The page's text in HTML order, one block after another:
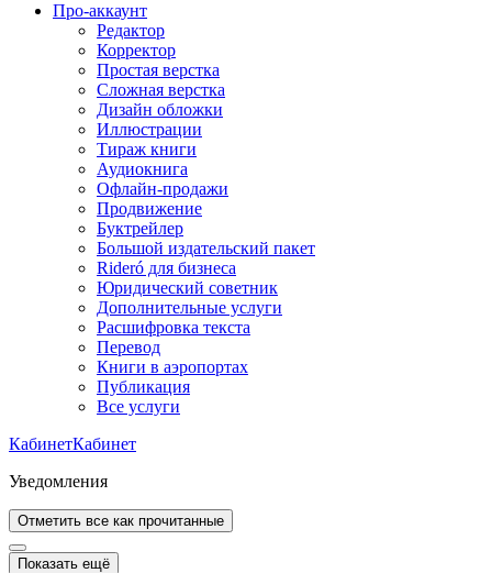
Про-аккаунт
Редактор
Корректор
Простая верстка
Сложная верстка
Дизайн обложки
Иллюстрации
Тираж книги
Аудиокнига
Офлайн-продажи
Продвижение
Буктрейлер
Большой издательский пакет
Rideró для бизнеса
Юридический советник
Дополнительные услуги
Расшифровка текста
Перевод
Книги в аэропортах
Публикация
Все услуги
КабинетКабинет
Уведомления
Отметить все как прочитанные
Показать ещё